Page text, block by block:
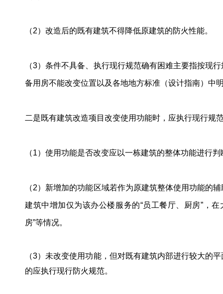
（2）改造后的既有建筑不得降低原建筑的防火性能。
（3）条件不具备、执行现行规范确有困难主要指按现
备用房不能改变位置以及各地地方标准（设计指南）中
二是既有建筑改造项目改变使用功能时，应执行现行规
（1）使用功能是否改变应以一栋建筑的整体功能进行判
（2）新增加的功能区域若作为原建筑整体使用功能的
建筑中增加仅为该办公楼服务的“员工餐厅、厨房”，
房”等情况。
（3）未改变使用功能，但对既有建筑内部进行较大的
的应执行现行防火规范。